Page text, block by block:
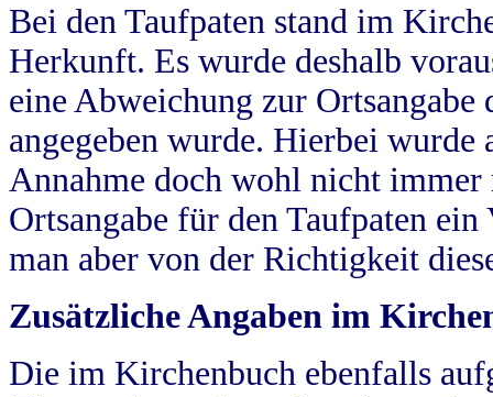
Bei den Taufpaten stand im
Herkunft. Es wurde deshalb
eine Abweichung zur
angegeben wurde. Hierbei wurde
Annahme doch wohl nicht
Ortsangabe für den Taufpaten
man aber von der Richtigkeit
Zusätzliche Angaben im
Die im Kirchenbuch ebenfalls